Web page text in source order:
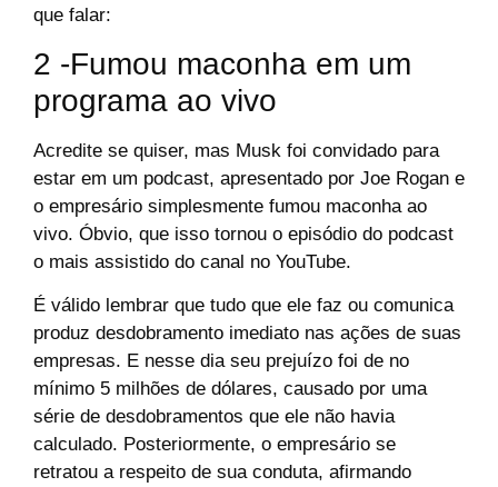
que falar:
2 -Fumou maconha em um
programa ao vivo
Acredite se quiser, mas Musk foi convidado para
estar em um podcast, apresentado por Joe Rogan e
o empresário simplesmente fumou maconha ao
vivo. Óbvio, que isso tornou o episódio do podcast
o mais assistido do canal no YouTube.
É válido lembrar que tudo que ele faz ou comunica
produz desdobramento imediato nas ações de suas
empresas. E nesse dia seu prejuízo foi de no
mínimo 5 milhões de dólares, causado por uma
série de desdobramentos que ele não havia
calculado. Posteriormente, o empresário se
retratou a respeito de sua conduta, afirmando